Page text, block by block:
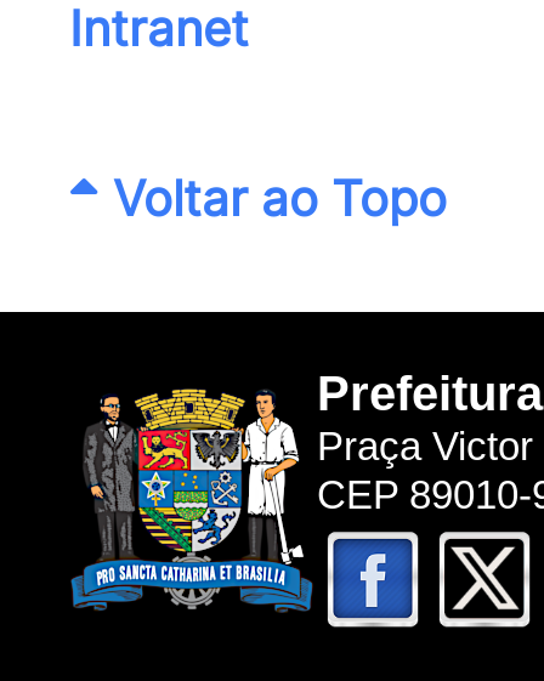
Intranet
Voltar ao Topo
Praça Victor
CEP 89010-